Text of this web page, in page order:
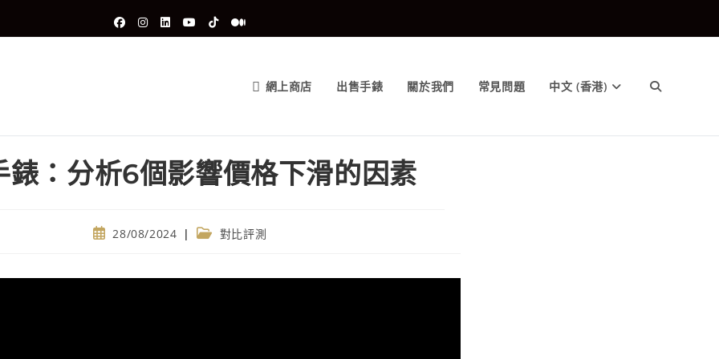
網上商店 出售手錶 關於我們 常見問題 中文 (香港)
錶：分析6個影響價格下滑的因素
28/08/2024 對比評測